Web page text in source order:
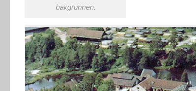
bakgrunnen.